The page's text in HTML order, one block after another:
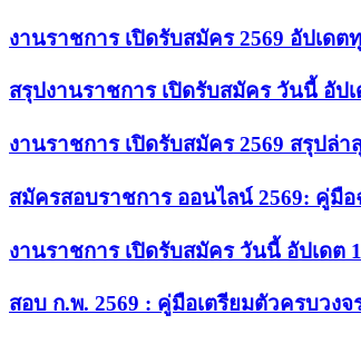
งานราชการ เปิดรับสมัคร 2569 อัปเดต
สรุปงานราชการ เปิดรับสมัคร วันนี้ อัป
งานราชการ เปิดรับสมัคร 2569 สรุปล่
สมัครสอบราชการ ออนไลน์ 2569: คู่มื
งานราชการ เปิดรับสมัคร วันนี้ อัปเดต
สอบ ก.พ. 2569 : คู่มือเตรียมตัวครบวง